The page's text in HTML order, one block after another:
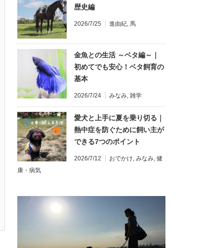
歴史編
2026/7/25 進由紀, 馬
金魚との生活 ～ベタ編～｜
初めてでも安心！ベタ飼育の
基本
2026/7/24 みなみ, 雑学
愛犬と上手に夏を乗り切る｜
熱中症を防ぐために飼い主が
できる7つのポイント
2026/7/12 おでかけ, みなみ, 健
康・病気